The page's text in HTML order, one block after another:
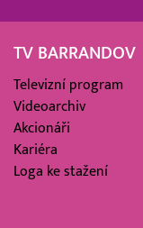
TV BARRANDOV
Televizní program
Videoarchiv
Akcionáři
Kariéra
Loga ke stažení